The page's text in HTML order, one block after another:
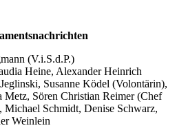
(V.i.S.d.P.)
Heine, Alexander Heinrich
Susanne Ködel (Volontärin),
Metz, Sören Christian Reimer (Chef
Michael Schmidt, Denise Schwarz,
Weinlein